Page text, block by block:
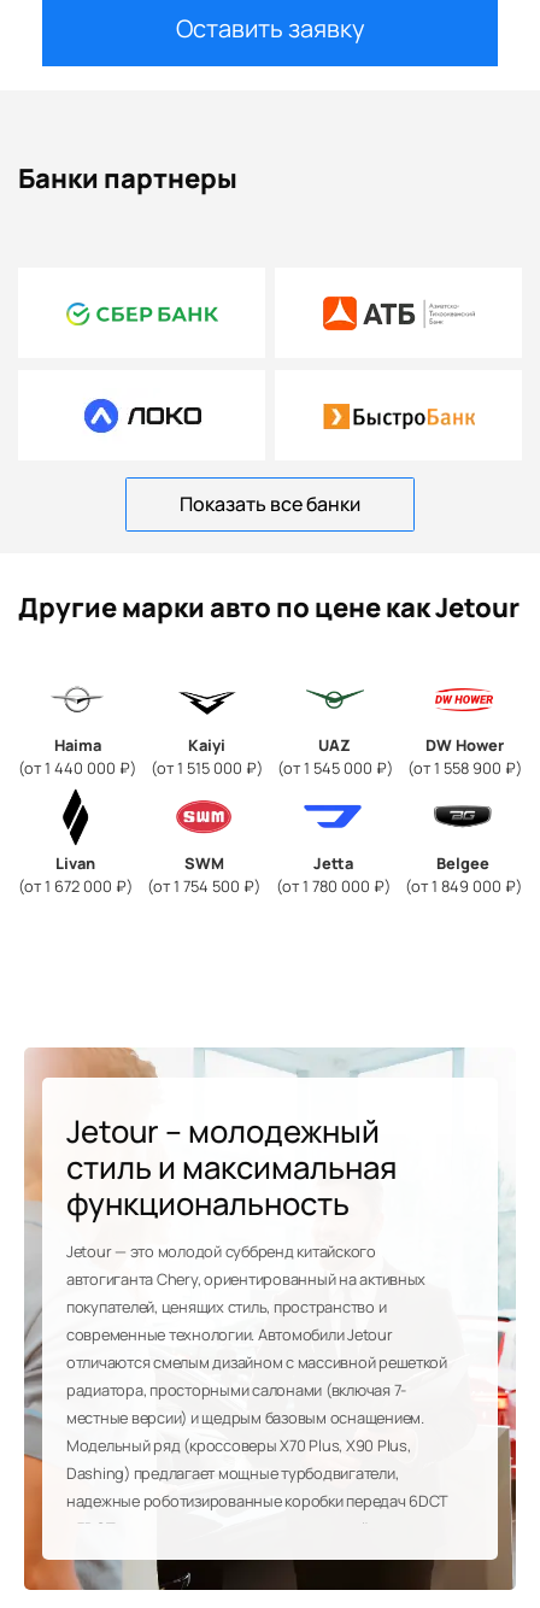
Оставить заявку
Банки партнеры
Показать все банки
Другие марки авто по цене как Jetour
Haima
(от 1 440 000 ₽)
Kaiyi
(от 1 515 000 ₽)
UAZ
(от 1 545 000 ₽)
DW Hower
(от 1 558 900 ₽)
Livan
(от 1 672 000 ₽)
SWM
(от 1 754 500 ₽)
Jetta
(от 1 780 000 ₽)
Belgee
(от 1 849 000 ₽)
Jetour – молодежный
стиль и максимальная
функциональность
Jetour — это молодой суббренд китайского
автогиганта Chery, ориентированный на активных
покупателей, ценящих стиль, пространство и
современные технологии. Автомобили Jetour
отличаются смелым дизайном с массивной решеткой
радиатора, просторными салонами (включая 7-
местные версии) и щедрым базовым оснащением.
Модельный ряд (кроссоверы X70 Plus, X90 Plus,
Dashing) предлагает мощные турбодвигатели,
надежные роботизированные коробки передач 6DCT
и 7DCT, а также продвинутые мультимедийные
системы с большими экранами. Jetour — это
идеальный баланс цены, размера и возможностей